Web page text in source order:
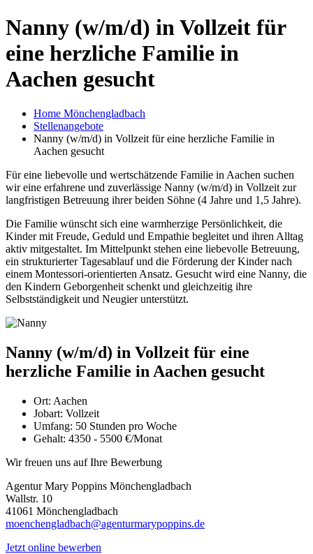
Nanny (w/m/d) in Vollzeit für
eine herzliche Familie in
Aachen gesucht
Home Mönchengladbach
Stellenangebote
Nanny (w/m/d) in Vollzeit für eine herzliche Familie in
Aachen gesucht
Für eine liebevolle und wertschätzende Familie in Aachen suchen
wir eine erfahrene und zuverlässige Nanny (w/m/d) in Vollzeit zur
langfristigen Betreuung ihrer beiden Söhne (4 Jahre und 1,5 Jahre).
Die Familie wünscht sich eine warmherzige Persönlichkeit, die
Kinder mit Freude, Geduld und Empathie begleitet und ihren Alltag
aktiv mitgestaltet. Im Mittelpunkt stehen eine liebevolle Betreuung,
ein strukturierter Tagesablauf und die Förderung der Kinder nach
einem Montessori-orientierten Ansatz. Gesucht wird eine Nanny, die
den Kindern Geborgenheit schenkt und gleichzeitig ihre
Selbstständigkeit und Neugier unterstützt.
Nanny (w/m/d) in Vollzeit für eine
herzliche Familie in Aachen gesucht
Ort: Aachen
Jobart: Vollzeit
Umfang: 50 Stunden pro Woche
Gehalt: 4350 - 5500 €/Monat
Wir freuen uns auf Ihre Bewerbung
Agentur Mary Poppins Mönchengladbach
Wallstr. 10
41061 Mönchengladbach
moenchengladbach@agenturmarypoppins.de
Jetzt online bewerben